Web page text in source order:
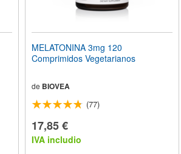
MELATONINA 3mg 120
Comprimidos Vegetarianos
de BIOVEA
(77)
17,85 €
IVA includio